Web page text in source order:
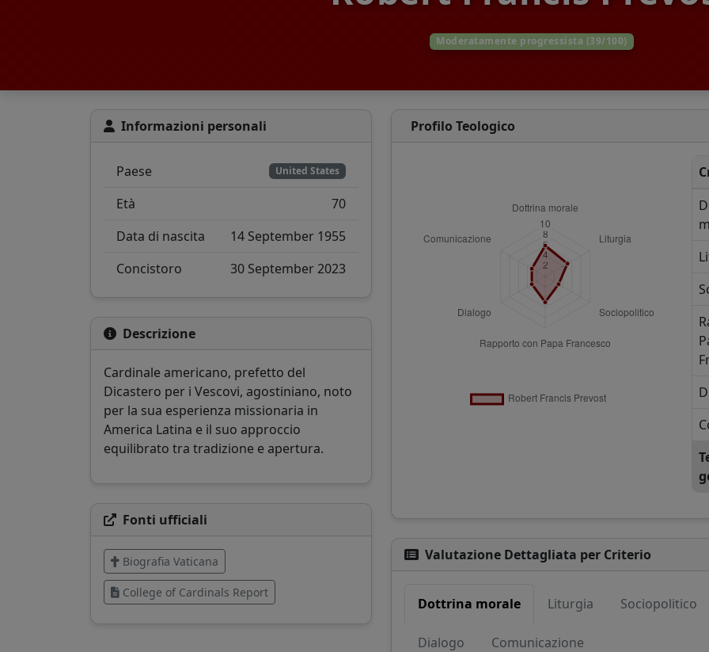
Moderatamente progressista (39/100)
Informazioni personali
Paese United States
Età
70
Data di nascita
14 September 1955
Concistoro
30 September 2023
Descrizione
Cardinale americano, prefetto del
Dicastero per i Vescovi, agostiniano, noto
per la sua esperienza missionaria in
America Latina e il suo approccio
equilibrato tra tradizione e apertura.
Fonti ufficiali
Biografia Vaticana
College of Cardinals Report
Profilo Teologico
Valutazione Dettagliata per Criterio
Dottrina morale Liturgia Sociopolitico
Dialogo Comunicazione